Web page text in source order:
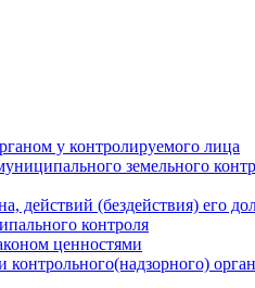
у контролируемого лица
земельного
действий (бездействия) его
контроля
ценностями